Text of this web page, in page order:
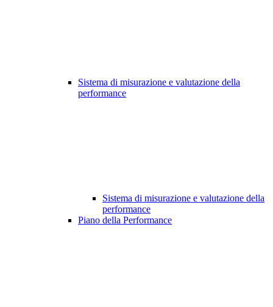
Sistema di misurazione e valutazione della
performance
Sistema di misurazione e valutazione della
performance
Piano della Performance